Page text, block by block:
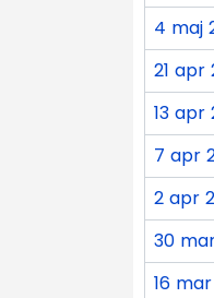
4 maj
21 apr
13 apr
7 apr
2 apr
30
16